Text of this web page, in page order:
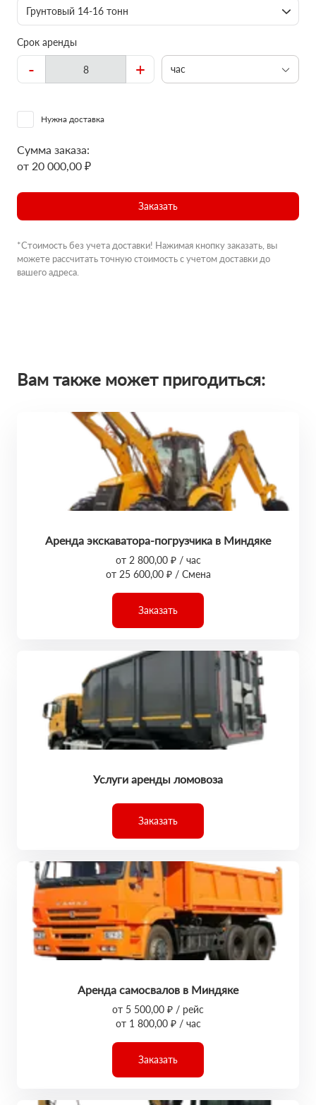
Грунтовый 14-16 тонн
Срок аренды
- + час
Нужна доставка
Сумма заказа:
от 20 000,00 ₽
Заказать
*Стоимость без учета доставки! Нажимая кнопку заказать, вы
можете рассчитать точную стоимость с учетом доставки до
вашего адреса.
Вам также может пригодиться:
Аренда экскаватора-погрузчика в Миндяке
от 2 800,00 ₽ / час
от 25 600,00 ₽ / Смена
Заказать
Услуги аренды ломовоза
Заказать
Аренда самосвалов в Миндяке
от 5 500,00 ₽ / рейс
от 1 800,00 ₽ / час
Заказать